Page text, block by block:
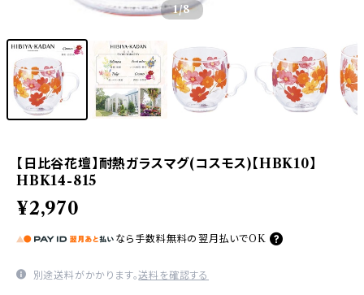
1/8
【日比谷花壇】耐熱ガラスマグ(コスモス)【HBK10】
HBK14-815
¥2,970
なら 手数料無料の 翌月払いでOK
別途送料がかかります。送料を確認する